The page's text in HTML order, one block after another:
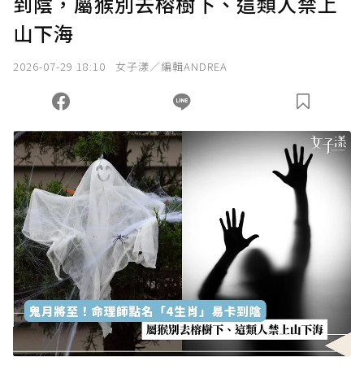
山下海
2026-07-29 18:10 女子漾／編輯ANDREA